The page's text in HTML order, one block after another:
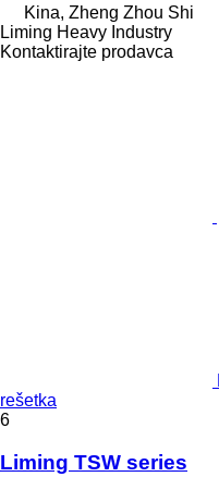
Kina, Zheng Zhou Shi
Liming Heavy Industry
Kontaktirajte prodavca
rešetka
6
Liming TSW series